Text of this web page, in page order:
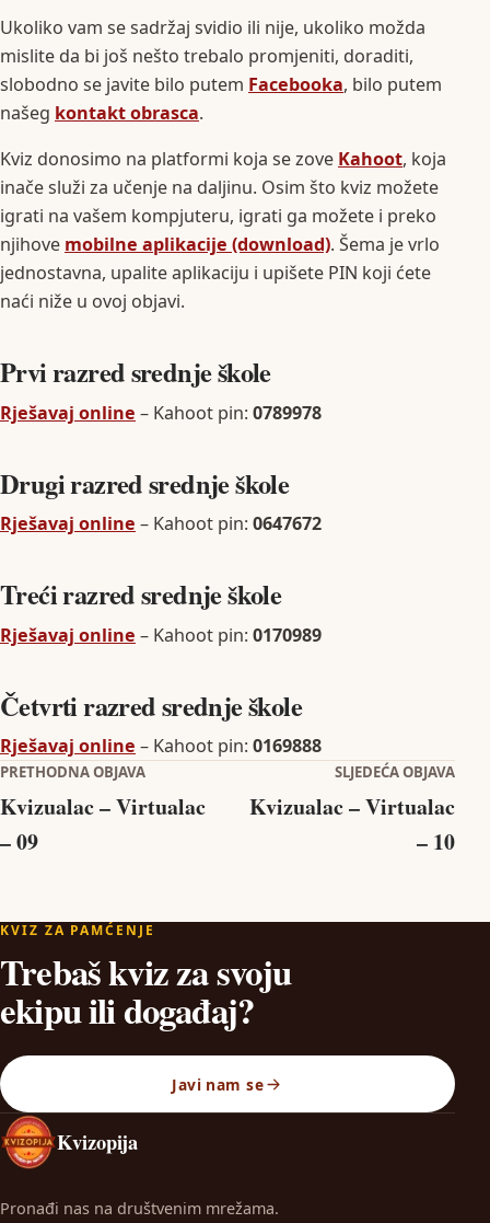
Ukoliko vam se sadržaj svidio ili nije, ukoliko možda
mislite da bi još nešto trebalo promjeniti, doraditi,
slobodno se javite bilo putem Facebooka, bilo putem
našeg kontakt obrasca.
Kviz donosimo na platformi koja se zove Kahoot, koja
inače služi za učenje na daljinu. Osim što kviz možete
igrati na vašem kompjuteru, igrati ga možete i preko
njihove mobilne aplikacije (download). Šema je vrlo
jednostavna, upalite aplikaciju i upišete PIN koji ćete
naći niže u ovoj objavi.
Prvi razred srednje škole
Rješavaj online – Kahoot pin: 0789978
Drugi razred srednje škole
Rješavaj online – Kahoot pin: 0647672
Treći razred srednje škole
Rješavaj online – Kahoot pin: 0170989
Četvrti razred srednje škole
Rješavaj online – Kahoot pin: 0169888
Navigacija objava
PRETHODNA OBJAVA
Kvizualac – Virtualac
– 09
SLJEDEĆA OBJAVA
Kvizualac – Virtualac
– 10
KVIZ ZA PAMĆENJE
Trebaš kviz za svoju
ekipu ili događaj?
Javi nam se
Kvizopija
Pronađi nas na društvenim mrežama.